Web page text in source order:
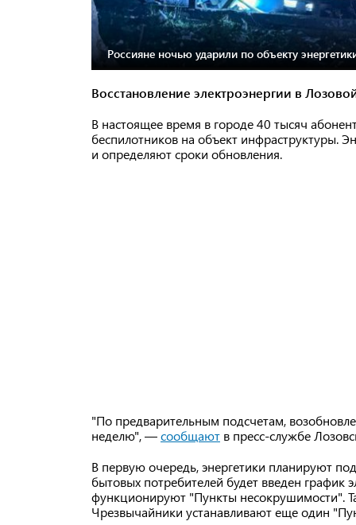
Россияне ночью ударили по объекту
Восстановление электроэнергии в
В настоящее время в городе 40 тысяч
беспилотников на объект инфраструктуры.
и определяют сроки обновления.
"По предварительным подсчетам,
неделю", —сообщают в пресс-службе
В первую очередь, энергетики планируют
бытовых потребителей будет введен
функционируют "Пункты несокрушимости".
Чрезвычайники устанавливают еще один